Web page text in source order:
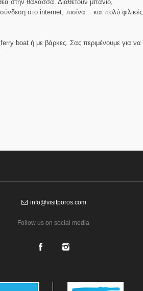
στην θάλασσα. Διαθέτουν μπάνιο,
στο internet, πισίνα... και πολύ φιλικές
boat ή με βάρκες. Σας περιμένουμε για να
info@visitporos.com
Follow us on social media